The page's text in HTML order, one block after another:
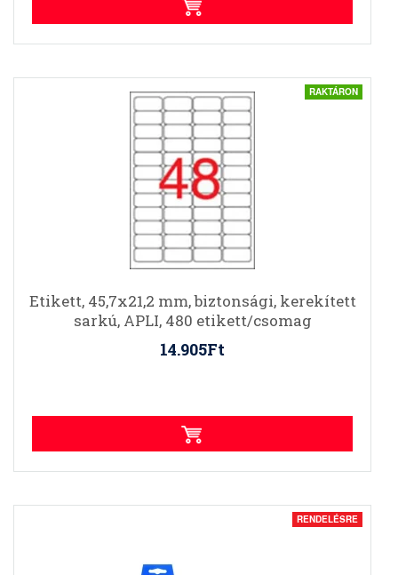
RAKTÁRON
Etikett, 45,7x21,2 mm, biztonsági, kerekített
sarkú, APLI, 480 etikett/csomag
14.905Ft
RENDELÉSRE